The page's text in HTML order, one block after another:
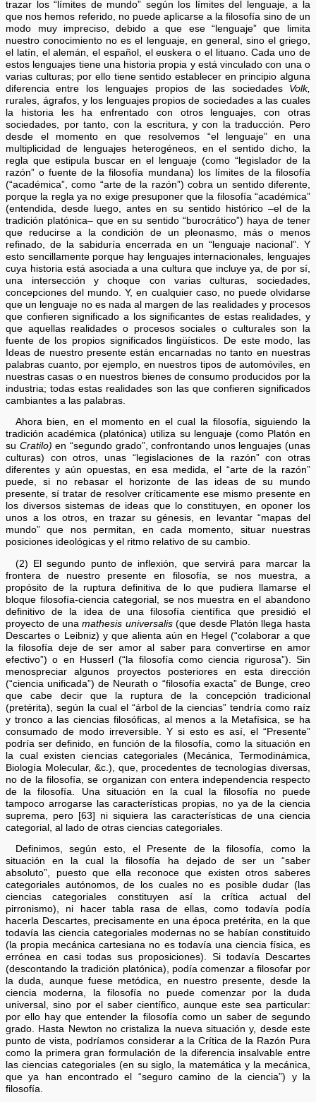
trazar los “límites de mundo” según los límites del lenguaje, a la
que nos hemos referido, no puede aplicarse a la filosofía sino de un
modo muy impreciso, debido a que ese “lenguaje” que limita
nuestro conocimiento no es el lenguaje, en general, sino el griego,
el latín, el alemán, el español, el euskera o el lituano. Cada uno de
estos lenguajes tiene una historia propia y está vinculado con una o
varias culturas; por ello tiene sentido establecer en principio alguna
diferencia entre los lenguajes propios de las sociedades Volk,
rurales, ágrafos, y los lenguajes propios de sociedades a las cuales
la historia les ha enfrentado con otros lenguajes, con otras
sociedades, por tanto, con la escritura, y con la traducción. Pero
desde el momento en que resolvemos “el lenguaje” en una
multiplicidad de lenguajes heterogéneos, en el sentido dicho, la
regla que estipula buscar en el lenguaje (como “legislador de la
razón” o fuente de la filosofía mundana) los límites de la filosofía
(“académica”, como “arte de la razón”) cobra un sentido diferente,
porque la regla ya no exige presuponer que la filosofía “académica”
(entendida, desde luego, antes en su sentido histórico –el de la
tradición platónica– que en su sentido “burocrático”) haya de tener
que reducirse a la condición de un pleonasmo, más o menos
refinado, de la sabiduría encerrada en un “lenguaje nacional”. Y
esto sencillamente porque hay lenguajes internacionales, lenguajes
cuya historia está asociada a una cultura que incluye ya, de por sí,
una intersección y choque con varias culturas, sociedades,
concepciones del mundo. Y, en cualquier caso, no puede olvidarse
que un lenguaje no es nada al margen de las realidades y procesos
que confieren significado a los significantes de estas realidades, y
que aquellas realidades o procesos sociales o culturales son la
fuente de los propios significados lingüísticos. De este modo, las
Ideas de nuestro presente están encarnadas no tanto en nuestras
palabras cuanto, por ejemplo, en nuestros tipos de automóviles, en
nuestras casas o en nuestros bienes de consumo producidos por la
industria; todas estas realidades son las que confieren significados
cambiantes a las palabras.
Ahora bien, en el momento en el cual la filosofía, siguiendo la
tradición académica (platónica) utiliza su lenguaje (como Platón en
su Cratilo) en “segundo grado”, confrontando unos lenguajes (unas
culturas) con otros, unas “legislaciones de la razón” con otras
diferentes y aún opuestas, en esa medida, el “arte de la razón”
puede, si no rebasar el horizonte de las ideas de su mundo
presente, sí tratar de resolver críticamente ese mismo presente en
los diversos sistemas de ideas que lo constituyen, en oponer los
unos a los otros, en trazar su génesis, en levantar “mapas del
mundo” que nos permitan, en cada momento, situar nuestras
posiciones ideológicas y el ritmo relativo de su cambio.
(2) El segundo punto de inflexión, que servirá para marcar la
frontera de nuestro presente en filosofía, se nos muestra, a
propósito de la ruptura definitiva de lo que pudiera llamarse el
bloque filosofía-ciencia categorial, se nos muestra en el abandono
definitivo de la idea de una filosofía científica que presidió el
proyecto de unamathesis universalis(que desde Platón llega hasta
Descartes o Leibniz) y que alienta aún en Hegel (“colaborar a que
la filosofía deje de ser amor al saber para convertirse en amor
efectivo”) o en Husserl (“la filosofía como ciencia rigurosa”). Sin
menospreciar algunos proyectos posteriores en esta dirección
(“ciencia unificada”) de Neurath o “filosofía exacta” de Bunge, creo
que cabe decir que la ruptura de la concepción tradicional
(pretérita), según la cual el “árbol de la ciencias” tendría como raíz
y tronco a las ciencias filosóficas, al menos a la Metafísica, se ha
consumado de modo irreversible. Y si esto es así, el “Presente”
podría ser definido, en función de la filosofía, como la situación en
la cual existen ciencias categoriales (Mecánica, Termodinámica,
Biología Molecular, &c.), que, procedentes de tecnologías diversas,
no de la filosofía, se organizan con entera independencia respecto
de la filosofía. Una situación en la cual la filosofía no puede
tampoco arrogarse las características propias, no ya de la ciencia
suprema, pero [63] ni siquiera las características de una ciencia
categorial, al lado de otras ciencias categoriales.
Definimos, según esto, el Presente de la filosofía, como la
situación en la cual la filosofía ha dejado de ser un “saber
absoluto”, puesto que ella reconoce que existen otros saberes
categoriales autónomos, de los cuales no es posible dudar (las
ciencias categoriales constituyen así la crítica actual del
pirronismo), ni hacer tabla rasa de ellas, como todavía podía
hacerla Descartes, precisamente en una época pretérita, en la que
todavía las ciencia categoriales modernas no se habían constituido
(la propia mecánica cartesiana no es todavía una ciencia física, es
errónea en casi todas sus proposiciones). Si todavía Descartes
(descontando la tradición platónica), podía comenzar a filosofar por
la duda, aunque fuese metódica, en nuestro presente, desde la
ciencia moderna, la filosofía no puede comenzar por la duda
universal, sino por el saber científico, aunque este sea particular:
por ello hay que entender la filosofía como un saber de segundo
grado. Hasta Newton no cristaliza la nueva situación y, desde este
punto de vista, podríamos considerar a la Crítica de la Razón Pura
como la primera gran formulación de la diferencia insalvable entre
las ciencias categoriales (en su siglo, la matemática y la mecánica,
que ya han encontrado el “seguro camino de la ciencia”) y la
filosofía.